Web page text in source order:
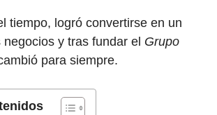
tiempo, logró convertirse en un
y tras fundar el Grupo
para siempre.